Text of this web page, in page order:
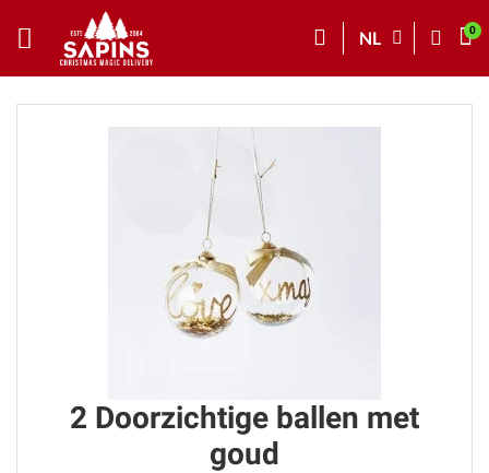
NL
2 Doorzichtige ballen met
goud